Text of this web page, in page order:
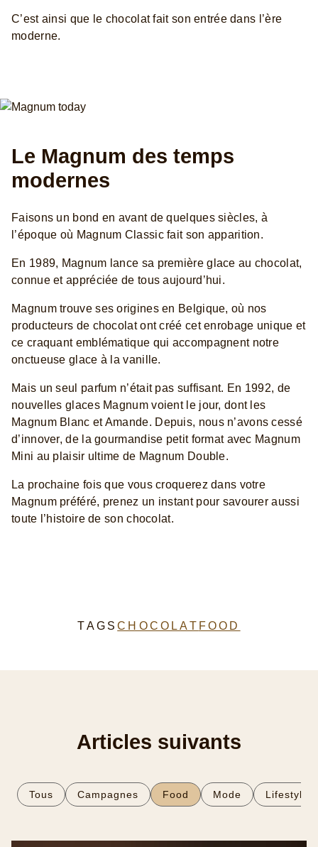
C’est ainsi que le chocolat fait son entrée dans l’ère
moderne.
Le Magnum des temps
modernes
Faisons un bond en avant de quelques siècles, à
l’époque où Magnum Classic fait son apparition.
En 1989, Magnum lance sa première glace au chocolat,
connue et appréciée de tous aujourd’hui.
Magnum trouve ses origines en Belgique, où nos
producteurs de chocolat ont créé cet enrobage unique et
ce craquant emblématique qui accompagnent notre
onctueuse glace à la vanille.
Mais un seul parfum n’était pas suffisant. En 1992, de
nouvelles glaces Magnum voient le jour, dont les
Magnum Blanc et Amande. Depuis, nous n’avons cessé
d’innover, de la gourmandise petit format avec Magnum
Mini au plaisir ultime de Magnum Double.
La prochaine fois que vous croquerez dans votre
Magnum préféré, prenez un instant pour savourer aussi
toute l’histoire de son chocolat.
TAGSCHOCOLAT FOOD
Articles suivants
Tous Campagnes Food Mode Lifestyle